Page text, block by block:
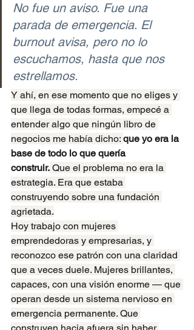
No fue un aviso. Fue una
parada de emergencia. El
burnout avisa, pero no lo
escuchamos, hasta que nos
estrellamos.
Y ahí, en ese momento que no eliges y
que llega de todas formas, empecé a
entender algo que ningún libro de
negocios me había dicho: que yo era la
base de todo lo que quería
construir. Que el problema no era la
estrategia. Era que estaba
construyendo sobre una fundación
agrietada.
Hoy trabajo con mujeres
emprendedoras y empresarias, y
reconozco ese patrón con una claridad
que a veces duele. Mujeres brillantes,
capaces, con una visión enorme — que
operan desde un sistema nervioso en
emergencia permanente. Que